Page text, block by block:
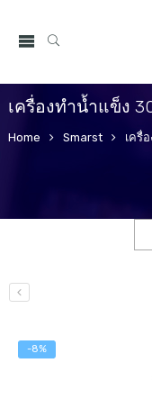
เครื่องทำน้ำแข็ง
Home Smarst เครื่
-8%